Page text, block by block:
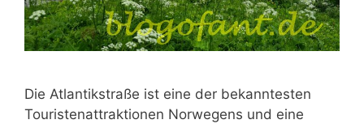
Die Atlantikstraße ist eine der bekanntesten
Touristenattraktionen Norwegens und eine